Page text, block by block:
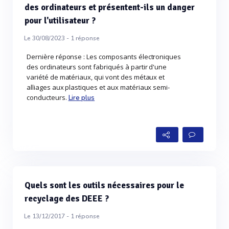
des ordinateurs et présentent-ils un danger
pour l'utilisateur ?
Le 30/08/2023 - 1réponse
Dernière réponse : Les composants électroniques
des ordinateurs sont fabriqués à partir d'une
variété de matériaux, qui vont des métaux et
alliages aux plastiques et aux matériaux semi-
conducteurs. Lire plus
Quels sont les outils nécessaires pour le
recyclage des DEEE ?
Le 13/12/2017 - 1réponse